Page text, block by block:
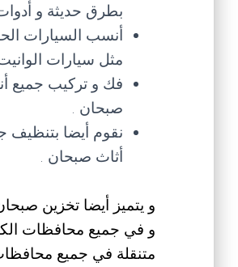
بطرق حديثة و
أنسب السيارات
مثل سيارات
فك و تركيب جميع
صبحان .
نقوم أيضا بتنظيف
أثاث صبحان .
و يتميز أيضا تخزين صبحان
و في جميع محافظات
متنقلة في جميع